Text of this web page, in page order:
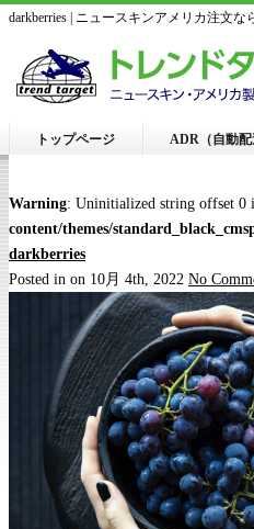
darkberries | ニュースキンアメリカ注文な
トップページ ADR（自動配
Warning: Uninitialized string offset 0
content/themes/
darkberries
Posted in on 10月 4th, 2022 No